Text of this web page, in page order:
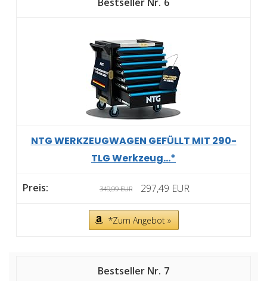
NTG WERKZEUGWAGEN GEFÜLLT MIT 290-
TLG Werkzeug...*
349,99 EUR 297,49 EUR
*Zum Angebot »
7